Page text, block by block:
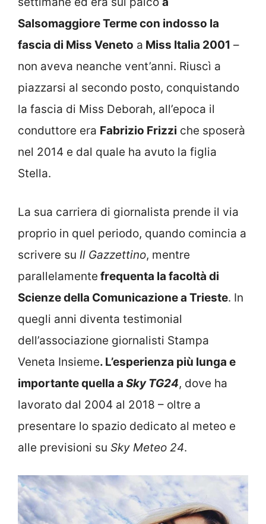
Salsomaggiore Terme con indosso la
fascia di Miss Veneto a Miss Italia 2001 –
non aveva neanche vent’anni. Riuscì a
piazzarsi al secondo posto, conquistando
la fascia di Miss Deborah, all’epoca il
conduttore era Fabrizio Frizzi che sposerà
nel 2014 e dal quale ha avuto la figlia
Stella.
La sua carriera di giornalista prende il via
proprio in quel periodo, quando comincia a
scrivere su Il Gazzettino, mentre
parallelamente frequenta la facoltà di
Scienze della Comunicazione a Trieste. In
quegli anni diventa testimonial
dell’associazione giornalisti Stampa
Veneta Insieme. L’esperienza più lunga e
importante quella a Sky TG24, dove ha
lavorato dal 2004 al 2018 – oltre a
presentare lo spazio dedicato al meteo e
alle previsioni su Sky Meteo 24.